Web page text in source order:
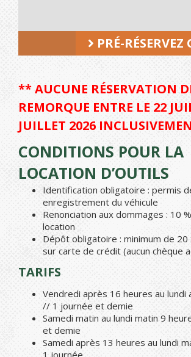
PRÉ-RÉSERVEZ
** AUCUNE RÉSERVATION
REMORQUE ENTRE LE 22
JUILLET 2026
CONDITIONS POUR LA
LOCATION D’OUTILS
Identification obligatoire : permis
enregistrement du véhicule
Renonciation aux dommages : 10
location
Dépôt obligatoire : minimum de
sur carte de crédit (aucun chèque
TARIFS
Vendredi après 16 heures au lundi
// 1 journée et demie
Samedi matin au lundi matin 9
et demie
Samedi après 13 heures au lundi